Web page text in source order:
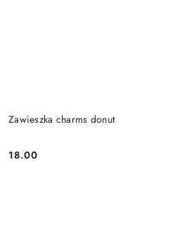
Zawieszka charms donut
Cena:
18.00